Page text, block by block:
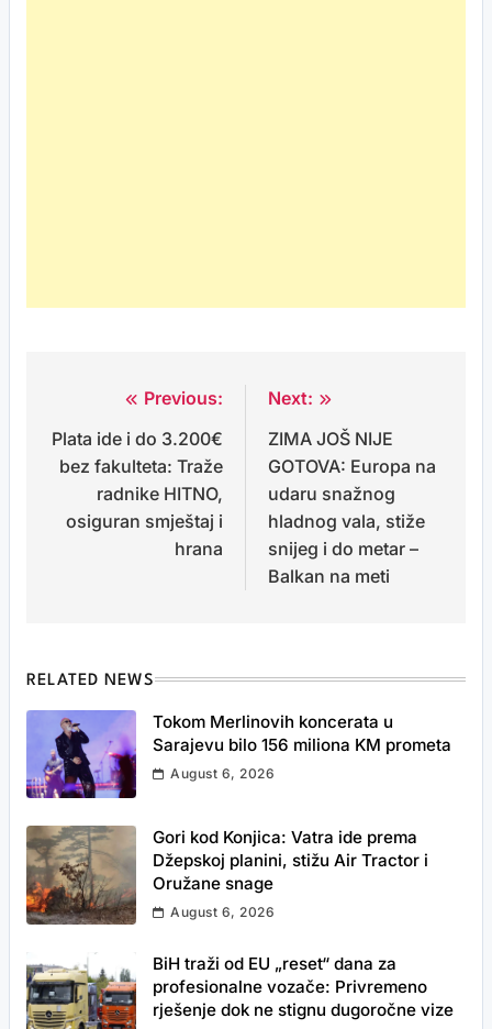
navigation
Previous:
Plata ide i do 3.200€
bez fakulteta: Traže
radnike HITNO,
osiguran smještaj i
hrana
Next:
ZIMA JOŠ NIJE
GOTOVA: Europa na
udaru snažnog
hladnog vala, stiže
snijeg i do metar –
Balkan na meti
RELATED NEWS
Tokom Merlinovih koncerata u
Sarajevu bilo 156 miliona KM prometa
August 6, 2026
Gori kod Konjica: Vatra ide prema
Džepskoj planini, stižu Air Tractor i
Oružane snage
August 6, 2026
BiH traži od EU „reset“ dana za
profesionalne vozače: Privremeno
rješenje dok ne stignu dugoročne vize